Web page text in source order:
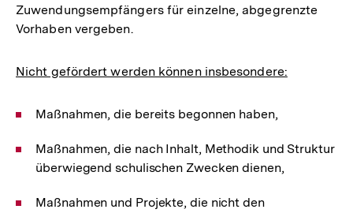
Zuwendungsempfängers für einzelne, abgegrenzte
Vorhaben vergeben.
Nicht gefördert werden können insbesondere:
Maßnahmen, die bereits begonnen haben,
Maßnahmen, die nach Inhalt, Methodik und Struktur
überwiegend schulischen Zwecken dienen,
Maßnahmen und Projekte, die nicht den